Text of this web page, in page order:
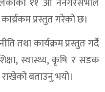
लागि १२ बुँदे प्रतिबद्धता
छलगाड लघुजलविद्युत् वडाले
चेकजाँच :चालक–यात्रुलाई सचेतना
हटाएपछि सञ्चालनमा
प्रस्तुत गरेको छ।
तथा कार्यक्रम प्रस्तुत गर्दै
स्वास्थ्य, कृषि र सडक
बताउनु भयो।